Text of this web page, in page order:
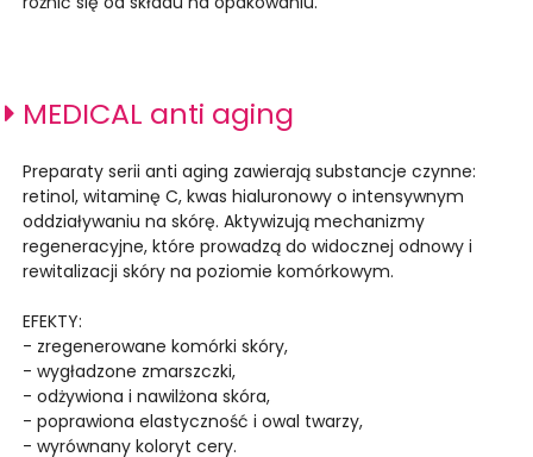
MEDICAL anti aging
Preparaty serii anti aging zawierają substancje czynne:
retinol, witaminę C, kwas hialuronowy o intensywnym
oddziaływaniu na skórę. Aktywizują mechanizmy
regeneracyjne, które prowadzą do widocznej odnowy i
rewitalizacji skóry na poziomie komórkowym.
EFEKTY:
- zregenerowane komórki skóry,
- wygładzone zmarszczki,
- odżywiona i nawilżona skóra,
- poprawiona elastyczność i owal twarzy,
- wyrównany koloryt cery.